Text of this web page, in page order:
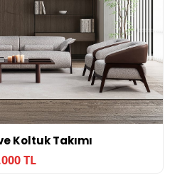
Koltuk Takımı
TL